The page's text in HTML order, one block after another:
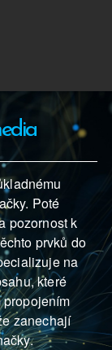
Poté
pozornost k
prvků do
na
které
zanechají